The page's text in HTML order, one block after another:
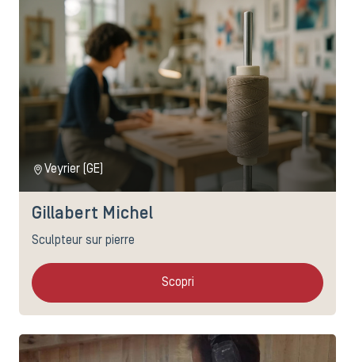
Veyrier (GE)
Gillabert Michel
Sculpteur sur pierre
Scopri